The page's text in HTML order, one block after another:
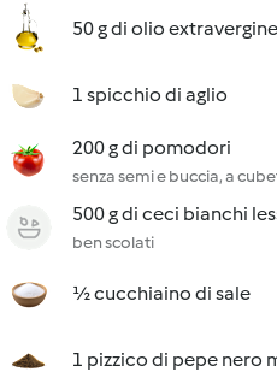
50 g di olio
1 spicchio di aglio
200 g di pomodori
senza semi e buccia, a
500 g di ceci bianchi
ben scolati
½ cucchiaino di sale
1 pizzico di pepe nero